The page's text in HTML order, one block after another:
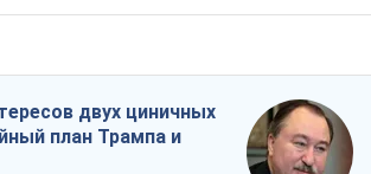
двух циничных
план Трампа и